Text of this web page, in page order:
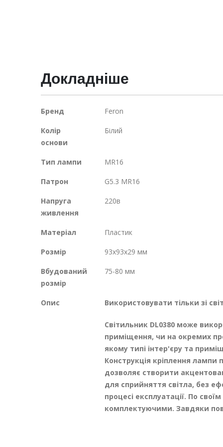
Докладніше
Докладніше
Бренд Feron
Колір
основи
Білий
Тип лампи MR16
Патрон G5.3 MR16
Напруга
живлення
220в
Матеріал Пластик
Розмір 93х93х29 мм
Вбудований
розмір
75-80 мм
Опис Використовувати тільки зі
Світильник DL0380 може
приміщення, чи на окремих
якому типі інтер'єру та
Конструкція кріплення лампи
дозволяє створити
для сприйняття світла, без
процесі експлуатації. По
комплектуючими. Завдяки